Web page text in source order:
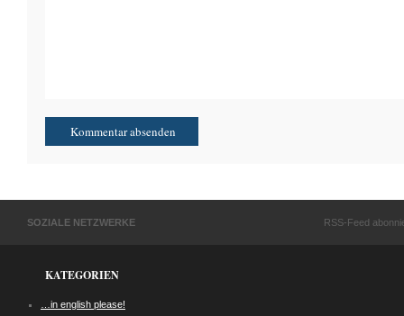
SOZIALE NETZWERKE RSS-Feed
KATEGORIEN
…in english please!